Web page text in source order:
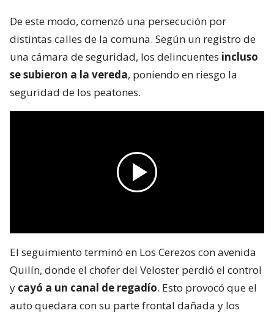
De este modo, comenzó una persecución por
distintas calles de la comuna. Según un registro de
una cámara de seguridad, los delincuentes incluso
se subieron a la vereda, poniendo en riesgo la
seguridad de los peatones.
El seguimiento terminó en Los Cerezos con avenida
Quilín, donde el chofer del Veloster perdió el control
y cayó a un canal de regadío. Esto provocó que el
auto quedara con su parte frontal dañada y los